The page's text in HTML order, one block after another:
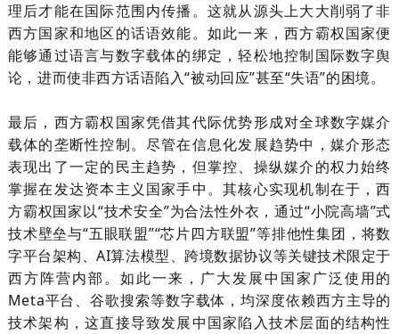
理后才能在国际范围内传播。这就从源头上大大削弱了非
西方国家和地区的话语效能。如此一来，西方霸权国家便
能够通过语言与数字载体的绑定，轻松地控制国际数字舆
论，进而使非西方话语陷入“被动回应”甚至“失语”的困境。
最后，西方霸权国家凭借其代际优势形成对全球数字媒介
载体的垄断性控制。尽管在信息化发展趋势中，媒介形态
表现出了一定的民主趋势，但掌控、操纵媒介的权力始终
掌握在发达资本主义国家手中。其核心实现机制在于，西
方霸权国家以“技术安全”为合法性外衣，通过“小院高墙”式
技术壁垒与“五眼联盟”“芯片四方联盟”等排他性集团，将数
字平台架构、AI算法模型、跨境数据协议等关键技术限定于
西方阵营内部。如此一来，广大发展中国家广泛使用的
Meta平台、谷歌搜索等数字载体，均深度依赖西方主导的
技术架构，这直接导致发展中国家陷入技术层面的结构性